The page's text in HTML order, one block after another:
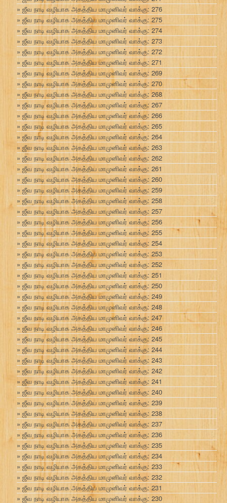
ஜீவ நாடி வழியாக அகத்திய மாமுனிவர் வாக்கு: 276
ஜீவ நாடி வழியாக அகத்திய மாமுனிவர் வாக்கு: 275
ஜீவ நாடி வழியாக அகத்திய மாமுனிவர் வாக்கு: 274
ஜீவ நாடி வழியாக அகத்திய மாமுனிவர் வாக்கு: 273
ஜீவ நாடி வழியாக அகத்திய மாமுனிவர் வாக்கு: 272
ஜீவ நாடி வழியாக அகத்திய மாமுனிவர் வாக்கு: 271
ஜீவ நாடி வழியாக அகத்திய மாமுனிவர் வாக்கு: 269
ஜீவ நாடி வழியாக அகத்திய மாமுனிவர் வாக்கு: 270
ஜீவ நாடி வழியாக அகத்திய மாமுனிவர் வாக்கு: 268
ஜீவ நாடி வழியாக அகத்திய மாமுனிவர் வாக்கு: 267
ஜீவ நாடி வழியாக அகத்திய மாமுனிவர் வாக்கு: 266
ஜீவ நாடி வழியாக அகத்திய மாமுனிவர் வாக்கு: 265
ஜீவ நாடி வழியாக அகத்திய மாமுனிவர் வாக்கு: 264
ஜீவ நாடி வழியாக அகத்திய மாமுனிவர் வாக்கு: 263
ஜீவ நாடி வழியாக அகத்திய மாமுனிவர் வாக்கு: 262
ஜீவ நாடி வழியாக அகத்திய மாமுனிவர் வாக்கு: 261
ஜீவ நாடி வழியாக அகத்திய மாமுனிவர் வாக்கு: 260
ஜீவ நாடி வழியாக அகத்திய மாமுனிவர் வாக்கு: 259
ஜீவ நாடி வழியாக அகத்திய மாமுனிவர் வாக்கு: 258
ஜீவ நாடி வழியாக அகத்திய மாமுனிவர் வாக்கு: 257
ஜீவ நாடி வழியாக அகத்திய மாமுனிவர் வாக்கு: 256
ஜீவ நாடி வழியாக அகத்திய மாமுனிவர் வாக்கு: 255
ஜீவ நாடி வழியாக அகத்திய மாமுனிவர் வாக்கு: 254
ஜீவ நாடி வழியாக அகத்திய மாமுனிவர் வாக்கு: 253
ஜீவ நாடி வழியாக அகத்திய மாமுனிவர் வாக்கு: 252
ஜீவ நாடி வழியாக அகத்திய மாமுனிவர் வாக்கு: 251
ஜீவ நாடி வழியாக அகத்திய மாமுனிவர் வாக்கு: 250
ஜீவ நாடி வழியாக அகத்திய மாமுனிவர் வாக்கு: 249
ஜீவ நாடி வழியாக அகத்திய மாமுனிவர் வாக்கு: 248
ஜீவ நாடி வழியாக அகத்திய மாமுனிவர் வாக்கு: 247
ஜீவ நாடி வழியாக அகத்திய மாமுனிவர் வாக்கு: 246
ஜீவ நாடி வழியாக அகத்திய மாமுனிவர் வாக்கு: 245
ஜீவ நாடி வழியாக அகத்திய மாமுனிவர் வாக்கு: 244
ஜீவ நாடி வழியாக அகத்திய மாமுனிவர் வாக்கு: 243
ஜீவ நாடி வழியாக அகத்திய மாமுனிவர் வாக்கு: 242
ஜீவ நாடி வழியாக அகத்திய மாமுனிவர் வாக்கு: 241
ஜீவ நாடி வழியாக அகத்திய மாமுனிவர் வாக்கு: 240
ஜீவ நாடி வழியாக அகத்திய மாமுனிவர் வாக்கு: 239
ஜீவ நாடி வழியாக அகத்திய மாமுனிவர் வாக்கு: 238
ஜீவ நாடி வழியாக அகத்திய மாமுனிவர் வாக்கு: 237
ஜீவ நாடி வழியாக அகத்திய மாமுனிவர் வாக்கு: 236
ஜீவ நாடி வழியாக அகத்திய மாமுனிவர் வாக்கு: 235
ஜீவ நாடி வழியாக அகத்திய மாமுனிவர் வாக்கு: 234
ஜீவ நாடி வழியாக அகத்திய மாமுனிவர் வாக்கு: 233
ஜீவ நாடி வழியாக அகத்திய மாமுனிவர் வாக்கு: 232
ஜீவ நாடி வழியாக அகத்திய மாமுனிவர் வாக்கு: 231
ஜீவ நாடி வழியாக அகத்திய மாமுனிவர் வாக்கு: 230